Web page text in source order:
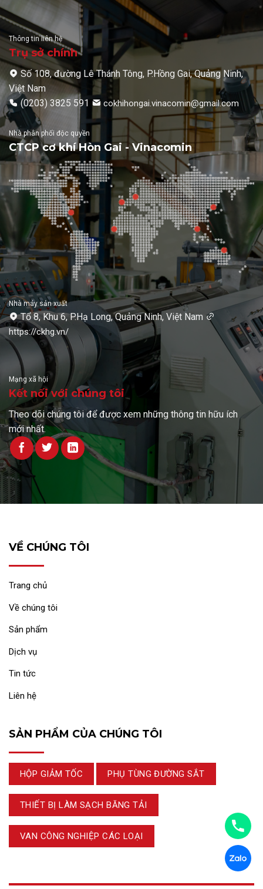
Thông tin liên hệ
Trụ sở chính
Số 108, đường Lê Thánh Tông, P.Hồng Gai, Quảng Ninh,
Việt Nam
(0203) 3825 591
cokhihongai.vinacomin@gmail.com
Nhà phân phối độc quyền
CTCP cơ khí Hòn Gai - Vinacomin
Nhà máy sản xuất
Tổ 8, Khu 6, P.Hạ Long, Quảng Ninh, Việt Nam
https://ckhg.vn/
Mạng xã hội
Kết nối với chúng tôi
Theo dõi chúng tôi để được xem những thông tin hữu ích
mới nhất.
VỀ CHÚNG TÔI
Trang chủ
Về chúng tôi
Sản phẩm
Dịch vụ
Tin tức
Liên hệ
SẢN PHẨM CỦA CHÚNG TÔI
HỘP GIẢM TỐC PHỤ TÙNG ĐƯỜNG SẮT
THIẾT BỊ LÀM SẠCH BĂNG TẢI
VAN CÔNG NGHIỆP CÁC LOẠI